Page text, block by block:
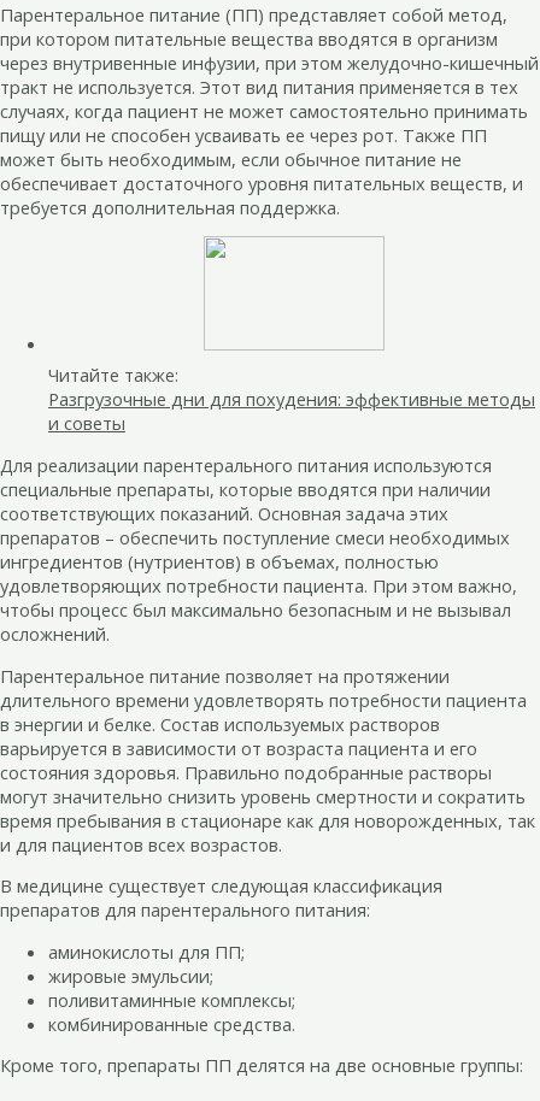
Парентеральное питание (ПП) представляет собой метод,
при котором питательные вещества вводятся в организм
через внутривенные инфузии, при этом желудочно-кишечный
тракт не используется. Этот вид питания применяется в тех
случаях, когда пациент не может самостоятельно принимать
пищу или не способен усваивать ее через рот. Также ПП
может быть необходимым, если обычное питание не
обеспечивает достаточного уровня питательных веществ, и
требуется дополнительная поддержка.
Читайте также:
Разгрузочные дни для похудения: эффективные методы
и советы
Для реализации парентерального питания используются
специальные препараты, которые вводятся при наличии
соответствующих показаний. Основная задача этих
препаратов – обеспечить поступление смеси необходимых
ингредиентов (нутриентов) в объемах, полностью
удовлетворяющих потребности пациента. При этом важно,
чтобы процесс был максимально безопасным и не вызывал
осложнений.
Парентеральное питание позволяет на протяжении
длительного времени удовлетворять потребности пациента
в энергии и белке. Состав используемых растворов
варьируется в зависимости от возраста пациента и его
состояния здоровья. Правильно подобранные растворы
могут значительно снизить уровень смертности и сократить
время пребывания в стационаре как для новорожденных, так
и для пациентов всех возрастов.
В медицине существует следующая классификация
препаратов для парентерального питания:
аминокислоты для ПП;
жировые эмульсии;
поливитаминные комплексы;
комбинированные средства.
Кроме того, препараты ПП делятся на две основные группы: